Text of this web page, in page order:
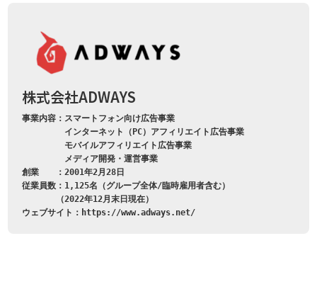
株式会社ADWAYS
事業内容：スマートフォン向け広告事業
インターネット（PC）アフィリエイト広告事業
モバイルアフィリエイト広告事業
メディア開発・運営事業
創業　　：2001年2月28日
従業員数：1,125名（グループ全体/臨時雇用者含む）
（2022年12月末日現在）
ウェブサイト：https://www.adways.net/